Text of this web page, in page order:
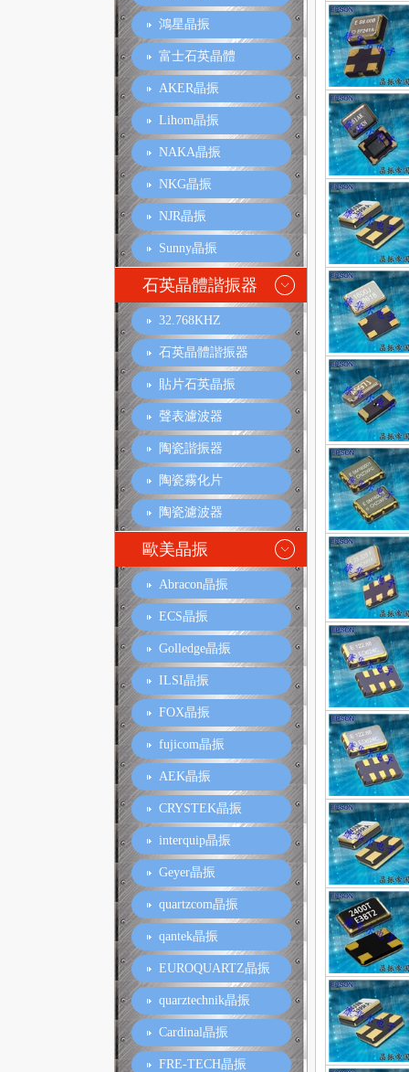
鴻星晶振
富士石英晶體
AKER晶振
Lihom晶振
NAKA晶振
NKG晶振
NJR晶振
Sunny晶振
石英晶體諧振器
32.768KHZ
石英晶體諧振器
貼片石英晶振
聲表濾波器
陶瓷諧振器
陶瓷霧化片
陶瓷濾波器
歐美晶振
Abracon晶振
ECS晶振
Golledge晶振
ILSI晶振
FOX晶振
fujicom晶振
AEK晶振
CRYSTEK晶振
interquip晶振
Geyer晶振
quartzcom晶振
qantek晶振
EUROQUARTZ晶振
quarztechnik晶振
Cardinal晶振
FRE-TECH晶振